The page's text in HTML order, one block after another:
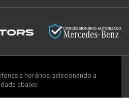
e horários, selecionando a
abaixo: